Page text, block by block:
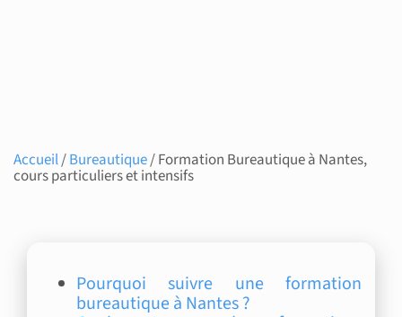
Accueil/Bureautique/ Formation Bureautique à Nantes,
cours particuliers et intensifs
Pourquoi suivre une formation
bureautique à Nantes ?